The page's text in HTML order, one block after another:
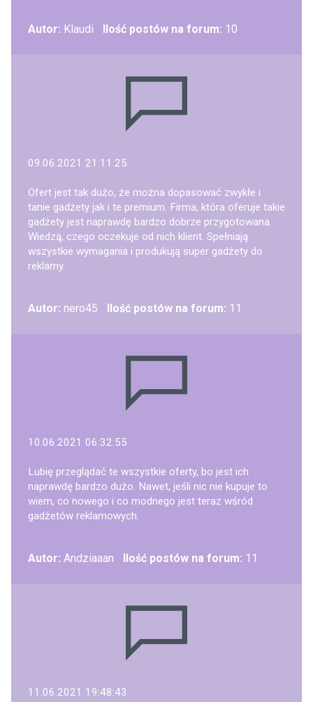
Autor: Klaudi Ilość postów na forum: 10
09.06.2021 21:11:25
Ofert jest tak dużo, że można dopasować zwykłe i
tanie gadżety jak i te premium. Firma, która oferuje takie
gadżety jest naprawdę bardzo dobrze przygotowana.
Wiedzą, czego oczekuje od nich klient. Spełniają
wszystkie wymagania i produkują super gadżety do
reklamy.
Autor: nero45 Ilość postów na forum: 11
10.06.2021 06:32:55
Lubię przeglądać te wszystkie oferty, bo jest ich
naprawdę bardzo dużo. Nawet, jeśli nic nie kupuje to
wiem, co nowego i co modnego jest teraz wśród
gadżetów reklamowych.
Autor: Andziaaan Ilość postów na forum: 11
11.06.2021 19:48:43